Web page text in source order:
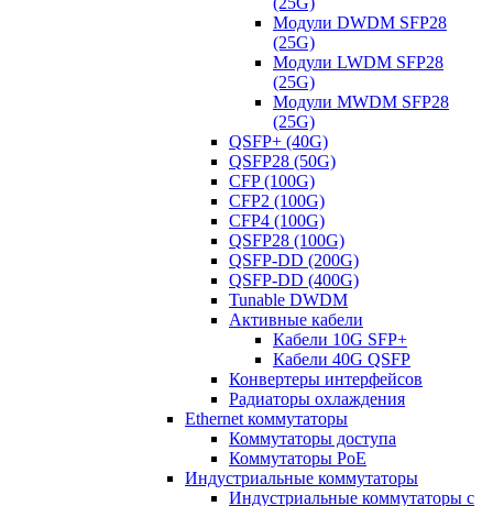
Модули DWDM SFP28
(25G)
Модули LWDM SFP28
(25G)
Модули MWDM SFP28
(25G)
QSFP+ (40G)
QSFP28 (50G)
CFP (100G)
CFP2 (100G)
CFP4 (100G)
QSFP28 (100G)
QSFP-DD (200G)
QSFP-DD (400G)
Tunable DWDM
Активные кабели
Кабели 10G SFP+
Кабели 40G QSFP
Конвертеры интерфейсов
Радиаторы охлаждения
Ethernet коммутаторы
Коммутаторы доступа
Коммутаторы PoE
Индустриальные коммутаторы
Индустриальные коммутаторы с